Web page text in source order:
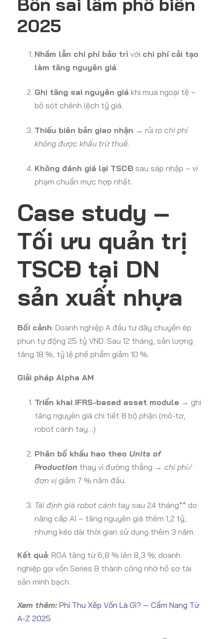
2025
Nhầm lẫn chi phí bảo trì với chi phí cải tạo
làm tăng nguyên giá.
Ghi tăng sai nguyên giá khi mua ngoại tệ –
bỏ sót chênh lệch tỷ giá.
Thiếu biên bản giao nhận → rủi ro chi phí
không được khấu trừ thuế.
Không đánh giá lại TSCĐ sau sáp nhập – vi
phạm chuẩn mực hợp nhất.
Case study –
Tối ưu quản trị
TSCĐ tại DN
sản xuất nhựa
Bối cảnh: Doanh nghiệp A đầu tư dây chuyền ép
phun tự động 25 tỷ VND. Sau 12 tháng, sản lượng
tăng 18 %, tỷ lệ phế phẩm giảm 10 %.
Giải pháp Alpha AM
Triển khai IFRS-based asset module → ghi
tăng nguyên giá chi tiết 8 bộ phận (mô-tơ,
robot cánh tay…)
Phân bổ khấu hao theo Units of
Production thay vì đường thẳng → chi phí/
đơn vị giảm 7 % năm đầu.
Tái định giá robot cánh tay sau 24 tháng** do
nâng cấp AI – tăng nguyên giá thêm 1,2 tỷ,
nhưng kéo dài thời gian sử dụng thêm 3 năm.
Kết quả: ROA tăng từ 6,8 % lên 8,3 %; doanh
nghiệp gọi vốn Series B thành công nhờ hồ sơ tài
sản minh bạch.
Xem thêm: Phí Thu Xếp Vốn Là Gì? — Cẩm Nang Từ
A-Z 2025